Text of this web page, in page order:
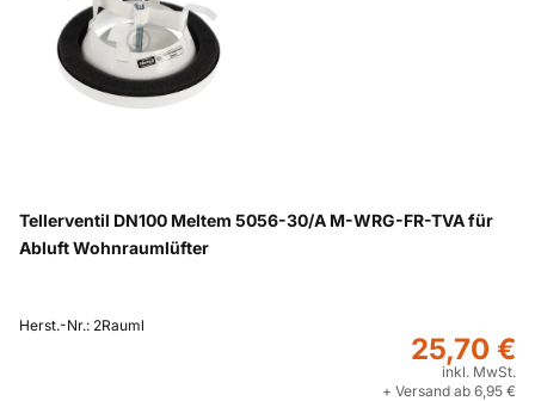
Tellerventil DN100 Meltem 5056-30/A M-WRG-FR-TVA für
Abluft Wohnraumlüfter
Herst.-Nr.: 2Rauml
25,70 €
inkl. MwSt.
+ Versand ab 6,95 €